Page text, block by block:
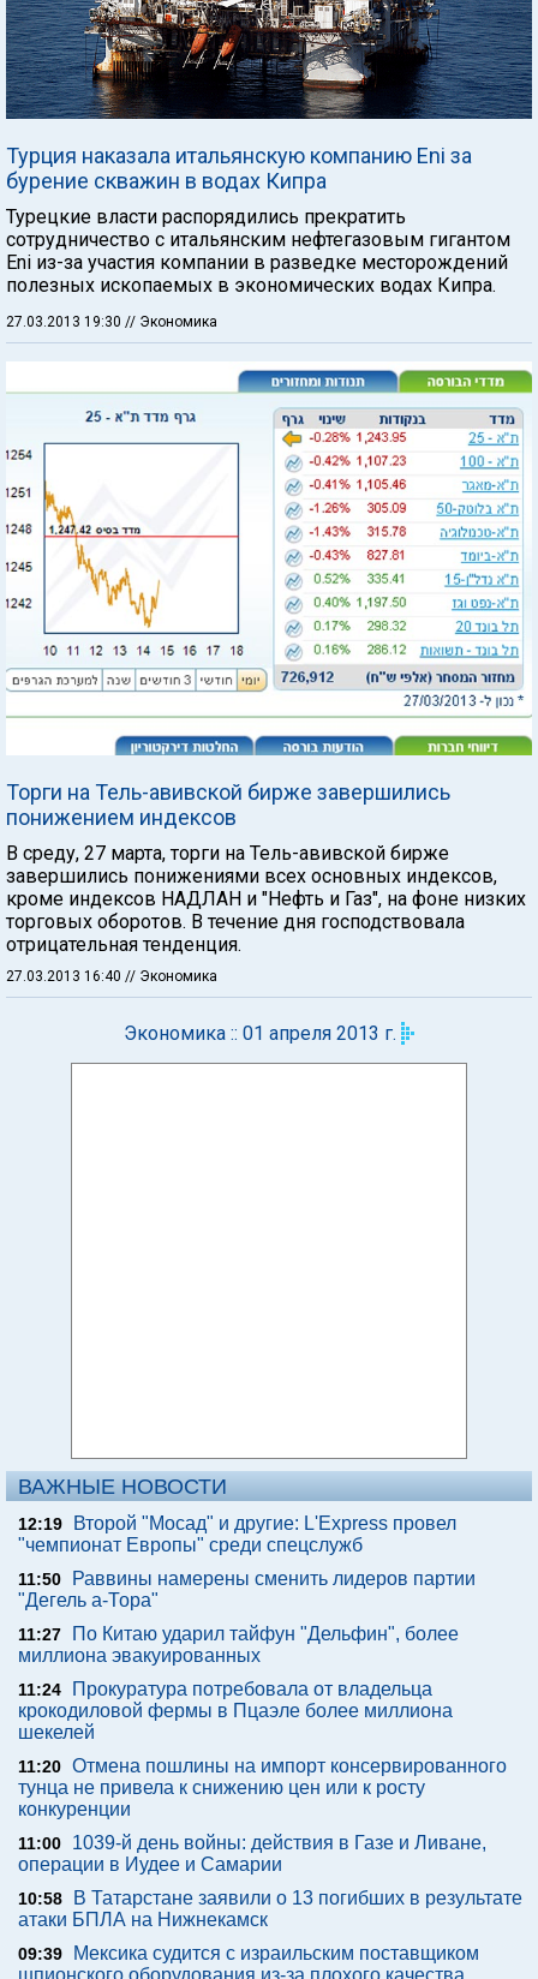
Турция наказала итальянскую компанию Eni за
бурение скважин в водах Кипра
Турецкие власти распорядились прекратить
сотрудничество с итальянским нефтегазовым гигантом
Eni из-за участия компании в разведке месторождений
полезных ископаемых в экономических водах Кипра.
27.03.2013 19:30 // Экономика
Торги на Тель-авивской бирже завершились
понижением индексов
В среду, 27 марта, торги на Тель-авивской бирже
завершились понижениями всех основных индексов,
кроме индексов НАДЛАН и "Нефть и Газ", на фоне низких
торговых оборотов. В течение дня господствовала
отрицательная тенденция.
27.03.2013 16:40 // Экономика
Экономика :: 01 апреля 2013 г.
ВАЖНЫЕ НОВОСТИ
12:19
Второй "Мосад" и другие: L'Express провел
"чемпионат Европы" среди спецслужб
11:50
Раввины намерены сменить лидеров партии
"Дегель а-Тора"
11:27
По Китаю ударил тайфун "Дельфин", более
миллиона эвакуированных
11:24
Прокуратура потребовала от владельца
крокодиловой фермы в Пцаэле более миллиона
шекелей
11:20 Отмена пошлины на импорт консервированного
тунца не привела к снижению цен или к росту
конкуренции
11:00
1039-й день войны: действия в Газе и Ливане,
операции в Иудее и Самарии
10:58
В Татарстане заявили о 13 погибших в результате
атаки БПЛА на Нижнекамск
09:39
Мексика судится с израильским поставщиком
шпионского оборудования из-за плохого качества